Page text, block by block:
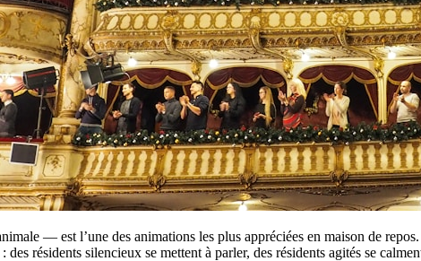
— est l’une des animations les plus appréciées en maison de repos.
des résidents silencieux se mettent à parler, des résidents agités se